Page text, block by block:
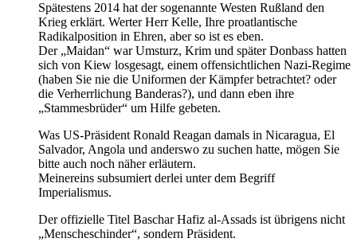
Spätestens 2014 hat der sogenannte Westen Rußland den
Krieg erklärt. Werter Herr Kelle, Ihre proatlantische
Radikalposition in Ehren, aber so ist es eben.
Der „Maidan“ war Umsturz, Krim und später Donbass hatten
sich von Kiew losgesagt, einem offensichtlichen Nazi-Regime
(haben Sie nie die Uniformen der Kämpfer betrachtet? oder
die Verherrlichung Banderas?), und dann eben ihre
„Stammesbrüder“ um Hilfe gebeten.
Was US-Präsident Ronald Reagan damals in Nicaragua, El
Salvador, Angola und anderswo zu suchen hatte, mögen Sie
bitte auch noch näher erläutern.
Meinereins subsumiert derlei unter dem Begriff
Imperialismus.
Der offizielle Titel Baschar Hafiz al-Assads ist übrigens nicht
„Menscheschinder“, sondern Präsident.